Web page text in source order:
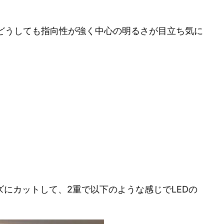
しても指向性が強く中心の明るさが目立ち気に
カットして、2重で以下のような感じでLEDの